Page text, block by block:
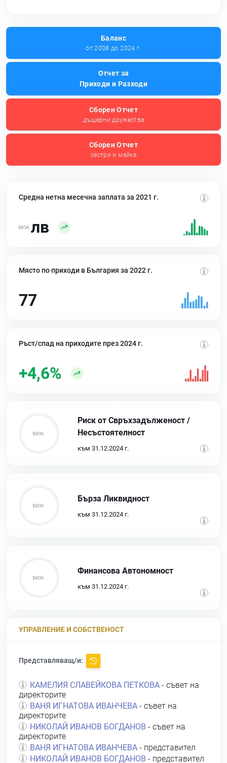
Баланс
от 2008 до 2024 г.
Отчет за
Приходи и Разходи
Сборен Отчет
дъщерни дружества
Сборен Отчет
сестри и майка
Средна нетна месечна заплата за 2021 г.
лв
Място по приходи в България за 2022 г.
77
Ръст/спад на приходите през 2024 г.
+4,6%
Риск от Свръхзадълженост /
Несъстоятелност
към 31.12.2024 г.
Бърза Ликвидност
към 31.12.2024 г.
Финансова Автономност
към 31.12.2024 г.
УПРАВЛЕНИЕ И СОБСТВЕНОСТ
Представляващ/и:
КАМЕЛИЯ СЛАВЕЙКОВА ПЕТКОВА - съвет на
директорите
ВАНЯ ИГНАТОВА ИВАНЧЕВА - съвет на
директорите
НИКОЛАЙ ИВАНОВ БОГДАНОВ - съвет на
директорите
ВАНЯ ИГНАТОВА ИВАНЧЕВА - представител
НИКОЛАЙ ИВАНОВ БОГДАНОВ - представител